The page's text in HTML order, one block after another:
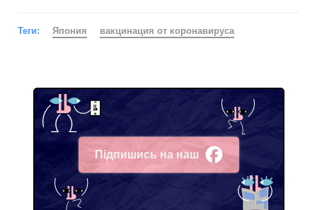
Теги: Япония вакцинация от коронавируса
Підпишись на наш
Facebook